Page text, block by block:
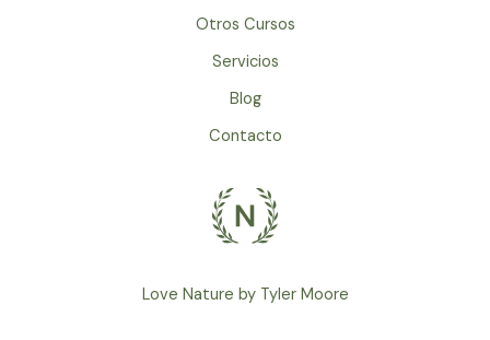
Otros Cursos
Servicios
Blog
Contacto
Love Nature by Tyler Moore